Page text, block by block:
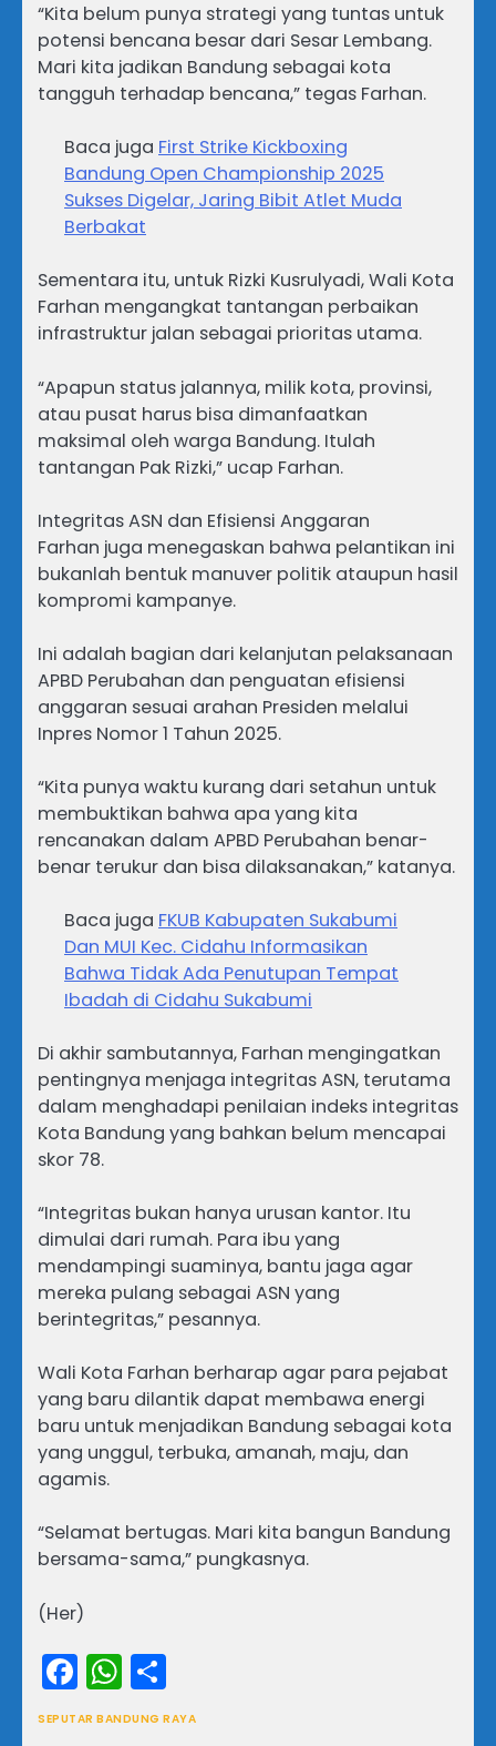
“Kita belum punya strategi yang tuntas untuk
potensi bencana besar dari Sesar Lembang.
Mari kita jadikan Bandung sebagai kota
tangguh terhadap bencana,” tegas Farhan.
Baca juga First Strike Kickboxing
Bandung Open Championship 2025
Sukses Digelar, Jaring Bibit Atlet Muda
Berbakat
Sementara itu, untuk Rizki Kusrulyadi, Wali Kota
Farhan mengangkat tantangan perbaikan
infrastruktur jalan sebagai prioritas utama.
“Apapun status jalannya, milik kota, provinsi,
atau pusat harus bisa dimanfaatkan
maksimal oleh warga Bandung. Itulah
tantangan Pak Rizki,” ucap Farhan.
Integritas ASN dan Efisiensi Anggaran
Farhan juga menegaskan bahwa pelantikan ini
bukanlah bentuk manuver politik ataupun hasil
kompromi kampanye.
Ini adalah bagian dari kelanjutan pelaksanaan
APBD Perubahan dan penguatan efisiensi
anggaran sesuai arahan Presiden melalui
Inpres Nomor 1 Tahun 2025.
“Kita punya waktu kurang dari setahun untuk
membuktikan bahwa apa yang kita
rencanakan dalam APBD Perubahan benar-
benar terukur dan bisa dilaksanakan,” katanya.
Baca juga FKUB Kabupaten Sukabumi
Dan MUI Kec. Cidahu Informasikan
Bahwa Tidak Ada Penutupan Tempat
Ibadah di Cidahu Sukabumi
Di akhir sambutannya, Farhan mengingatkan
pentingnya menjaga integritas ASN, terutama
dalam menghadapi penilaian indeks integritas
Kota Bandung yang bahkan belum mencapai
skor 78.
“Integritas bukan hanya urusan kantor. Itu
dimulai dari rumah. Para ibu yang
mendampingi suaminya, bantu jaga agar
mereka pulang sebagai ASN yang
berintegritas,” pesannya.
Wali Kota Farhan berharap agar para pejabat
yang baru dilantik dapat membawa energi
baru untuk menjadikan Bandung sebagai kota
yang unggul, terbuka, amanah, maju, dan
agamis.
“Selamat bertugas. Mari kita bangun Bandung
bersama-sama,” pungkasnya.
(Her)
Facebook
WhatsApp
SEPUTAR BANDUNG RAYA